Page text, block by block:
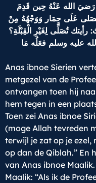
رَضيَ الله عَنْهُ حِين قَدِمَ
يُصَلى عَلَى حِمَار وَوَجْهُهُ مِنْ
تُصَلِّى لِغَيْرِ الْقِبْلَةِ؟
عليه وسلم فعَلُه مَا
Anas ibnoe Sierien
metgezel van de
ontvangen toen hij
hem tegen in een
Toen zei Anas ibnoe
(moge Allah tevreden
terwijl je zat op je
op dan de Qiblah.” En
van Anas ibnoe
Maalik: “Als ik de